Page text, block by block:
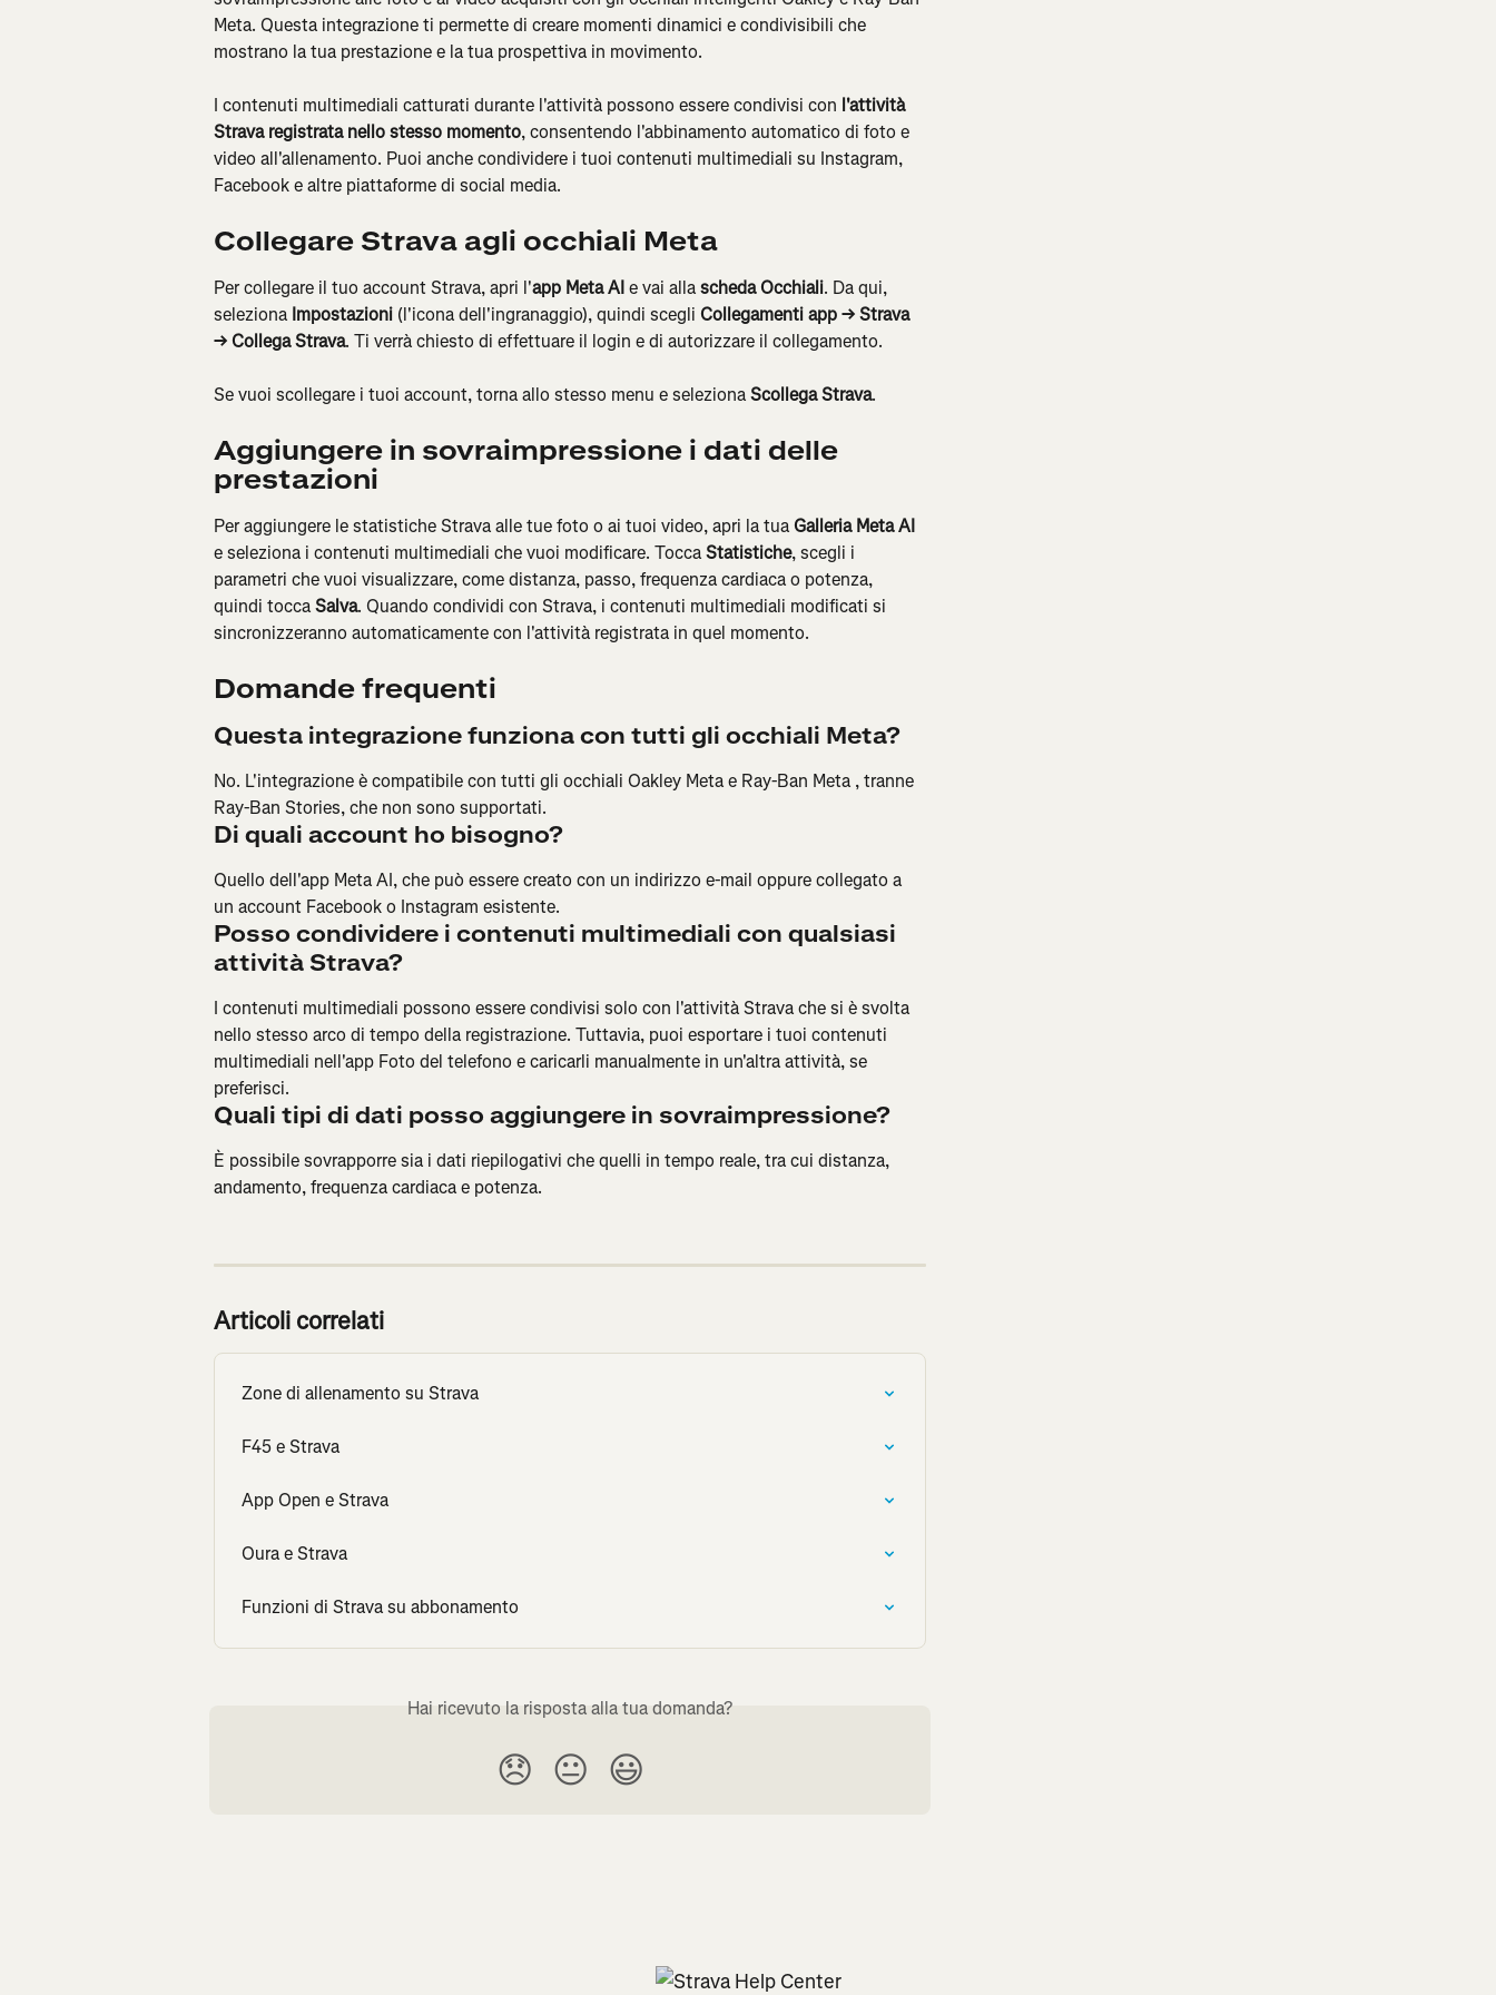
Meta. Questa integrazione ti permette di creare momenti dinamici e condivisibili che
mostrano la tua prestazione e la tua prospettiva in movimento.
I contenuti multimediali catturati durante l'attività possono essere condivisi con l'attività
Strava registrata nello stesso momento, consentendo l'abbinamento automatico di foto e
video all'allenamento. Puoi anche condividere i tuoi contenuti multimediali su Instagram,
Facebook e altre piattaforme di social media.
Collegare Strava agli occhiali Meta
Per collegare il tuo account Strava, apri l'app Meta AI e vai alla scheda Occhiali. Da qui,
seleziona Impostazioni (l'icona dell'ingranaggio), quindi scegli Collegamenti app → Strava
→ Collega Strava. Ti verrà chiesto di effettuare il login e di autorizzare il collegamento.
Se vuoi scollegare i tuoi account, torna allo stesso menu e seleziona Scollega Strava.
Aggiungere in sovraimpressione i dati delle
prestazioni
Per aggiungere le statistiche Strava alle tue foto o ai tuoi video, apri la tua Galleria Meta AI
e seleziona i contenuti multimediali che vuoi modificare. Tocca Statistiche, scegli i
parametri che vuoi visualizzare, come distanza, passo, frequenza cardiaca o potenza,
quindi tocca Salva. Quando condividi con Strava, i contenuti multimediali modificati si
sincronizzeranno automaticamente con l'attività registrata in quel momento.
Domande frequenti
Questa integrazione funziona con tutti gli occhiali Meta?
No. L'integrazione è compatibile con tutti gli occhiali Oakley Meta e Ray-Ban Meta , tranne
Ray-Ban Stories, che non sono supportati.
Di quali account ho bisogno?
Quello dell'app Meta AI, che può essere creato con un indirizzo e-mail oppure collegato a
un account Facebook o Instagram esistente.
Posso condividere i contenuti multimediali con qualsiasi
attività Strava?
I contenuti multimediali possono essere condivisi solo con l'attività Strava che si è svolta
nello stesso arco di tempo della registrazione. Tuttavia, puoi esportare i tuoi contenuti
multimediali nell'app Foto del telefono e caricarli manualmente in un'altra attività, se
preferisci.
Quali tipi di dati posso aggiungere in sovraimpressione?
È possibile sovrapporre sia i dati riepilogativi che quelli in tempo reale, tra cui distanza,
andamento, frequenza cardiaca e potenza.
Articoli correlati
Zone di allenamento su Strava
F45 e Strava
App Open e Strava
Oura e Strava
Funzioni di Strava su abbonamento
Hai ricevuto la risposta alla tua domanda?
😞 😐 😃